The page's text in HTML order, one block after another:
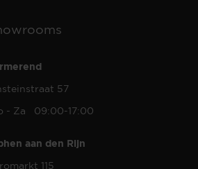
57
- Za 09:00-17:00
aan den Rijn
115